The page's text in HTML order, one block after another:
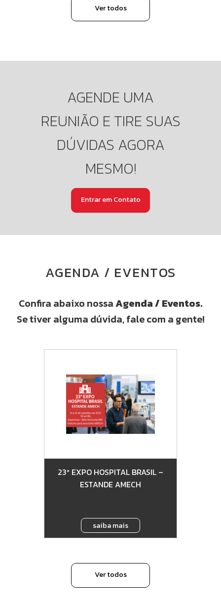
Ver todos
AGENDE UMA
REUNIÃO E TIRE SUAS
DÚVIDAS AGORA
MESMO!
Entrar em Contato
AGENDA / EVENTOS
Confira abaixo nossaAgenda / Eventos.
Se tiver alguma dúvida, fale com a gente!
23ª EXPO HOSPITAL BRASIL –
ESTANDE AMECH
saiba mais
Ver todos